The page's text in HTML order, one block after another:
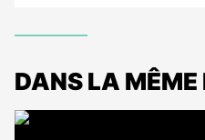
DANS LA MÊME